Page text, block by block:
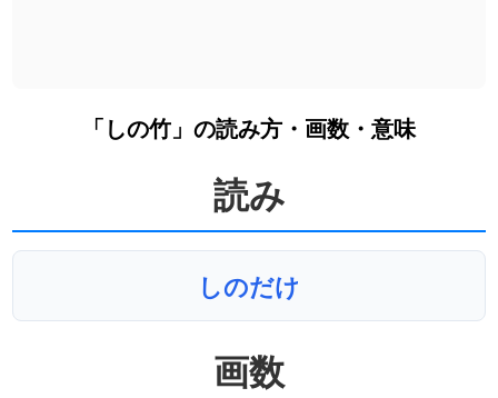
「しの竹」の読み方・画数・意味
読み
しのだけ
画数